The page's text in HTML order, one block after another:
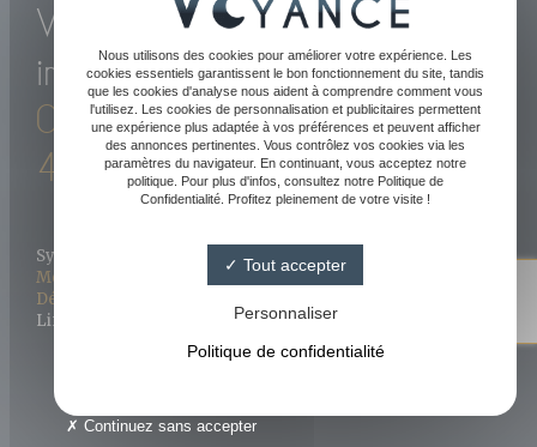
Voyance directe et
immédiate par téléphone
05 61 47 89 20-06 81 52
43 09
Sylvie Voyance 2023 - Tous droits réservés
Mentions légales
Conditions générales de vente
Définitions
Linkweb - Création de site Internet Agen - Toulouse
Sylvie Medium
Nous utilisons des cookies pour améliorer votre expérience. Les
cookies essentiels garantissent le bon fonctionnement du site, tandis
que les cookies d'analyse nous aident à comprendre comment vous
l'utilisez. Les cookies de personnalisation et publicitaires permettent
une expérience plus adaptée à vos préférences et peuvent afficher
des annonces pertinentes. Vous contrôlez vos cookies via les
paramètres du navigateur. En continuant, vous acceptez notre
politique. Pour plus d'infos, consultez notre Politique de
Confidentialité. Profitez pleinement de votre visite !
Tout accepter
Personnaliser
Politique de confidentialité
Continuez sans accepter